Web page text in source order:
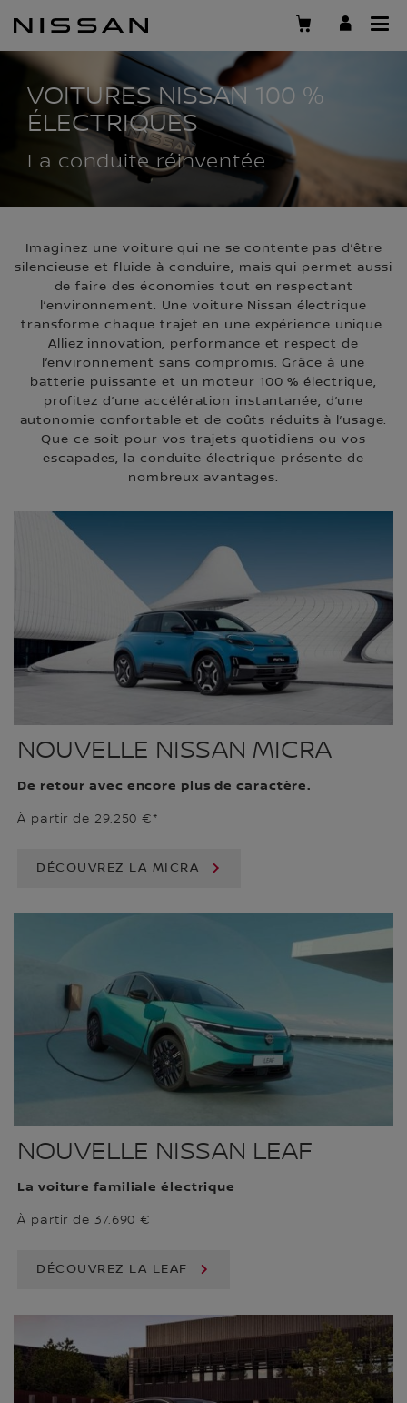
au
principal
VOITURES NISSAN 100 %
ÉLECTRIQUES
La conduite réinventée.
Imaginez une voiture qui ne se contente pas d’être
silencieuse et fluide à conduire, mais qui permet aussi
de faire des économies tout en respectant
l’environnement. Une voiture Nissan électrique
transforme chaque trajet en une expérience unique.
Alliez innovation, performance et respect de
l’environnement sans compromis. Grâce à une
batterie puissante et un moteur 100 % électrique,
profitez d’une accélération instantanée, d’une
autonomie confortable et de coûts réduits à l’usage.
Que ce soit pour vos trajets quotidiens ou vos
escapades, la conduite électrique présente de
nombreux avantages.
NOUVELLE NISSAN MICRA
De retour avec encore plus de caractère.
À partir de 29.250 €*
DÉCOUVREZ LA MICRA
NOUVELLE NISSAN LEAF
La voiture familiale électrique
À partir de 37.690 €
DÉCOUVREZ LA LEAF